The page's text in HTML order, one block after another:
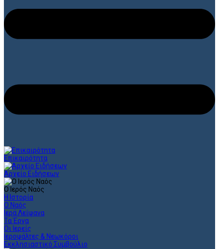
Επικαιρότητα
Αρχείο Ειδήσεων
Ο Ιερός Ναός
Η Ιστορία
Ο Ναός
Ιερά Λείψανα
Τα Έργα
Οι Ιερείς
Ιεροψάλτες & Νεωκόροι
Εκκλησιαστικό Συμβούλιο